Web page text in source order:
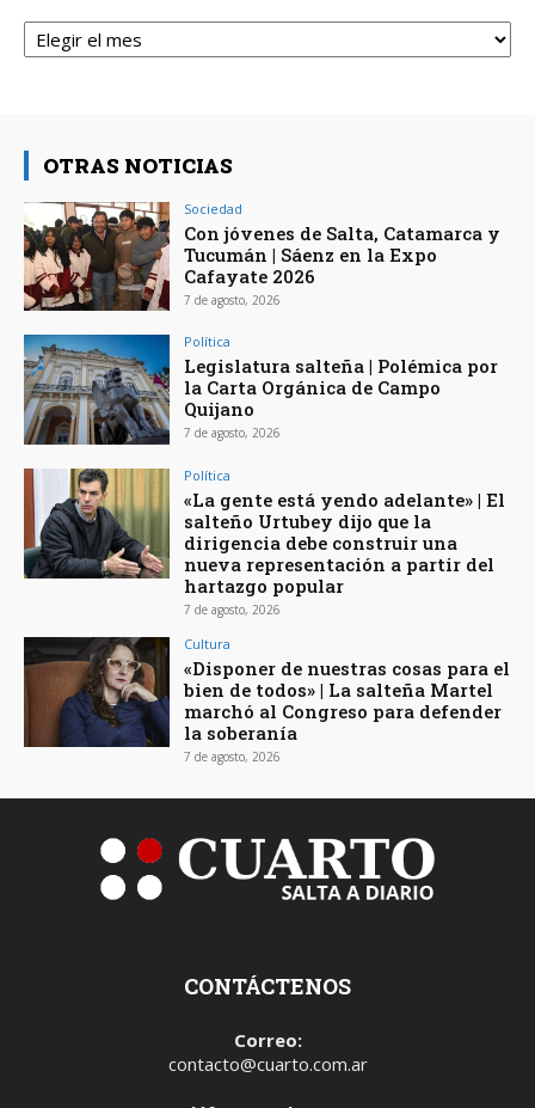
Archivos
OTRAS NOTICIAS
Sociedad
Con jóvenes de Salta, Catamarca y
Tucumán | Sáenz en la Expo
Cafayate 2026
7 de agosto, 2026
Política
Legislatura salteña | Polémica por
la Carta Orgánica de Campo
Quijano
7 de agosto, 2026
Política
«La gente está yendo adelante» | El
salteño Urtubey dijo que la
dirigencia debe construir una
nueva representación a partir del
hartazgo popular
7 de agosto, 2026
Cultura
«Disponer de nuestras cosas para el
bien de todos» | La salteña Martel
marchó al Congreso para defender
la soberanía
7 de agosto, 2026
CONTÁCTENOS
Correo:
contacto@cuarto.com.ar